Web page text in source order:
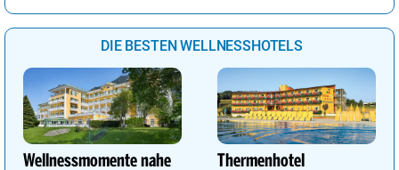
DIE BESTEN WELLNESSHOTELS
Wellnessmomente nahe Thermenhotel